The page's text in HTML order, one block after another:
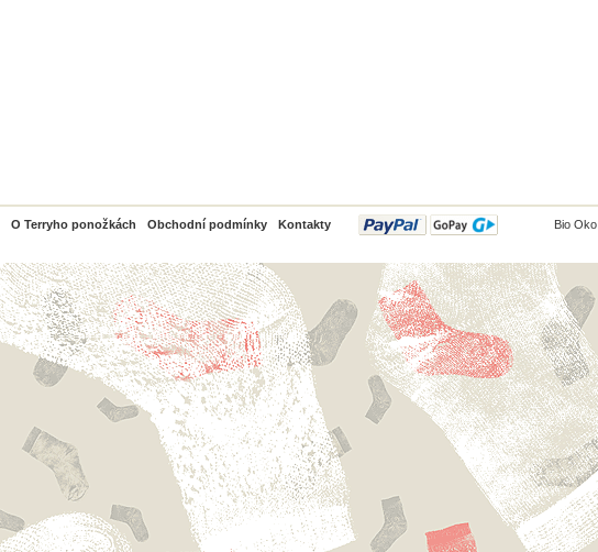
O Terryho ponožkách Obchodní podmínky Kontakty
PayPal Bio Oko